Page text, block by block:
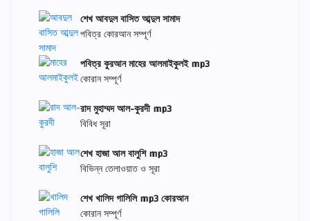
শেখ আবদুল বাসিত আব্দুল সামাদ
পবিত্র কোরআন সম্পূর্ণ
পবিত্র কুরআন মাহের আলমাইকুলই mp3
কোরান সম্পূর্ণ
রাদ মুহাম্মদ আল-কুরদী mp3
বিবিধ সূরা
শেখ হাজা আল বালুশি mp3
বিভিন্ন তেলাওয়াত ও সূরা
শেখ খালিদ গালিলি mp3 কোরআন
কোরান সম্পূর্ণ